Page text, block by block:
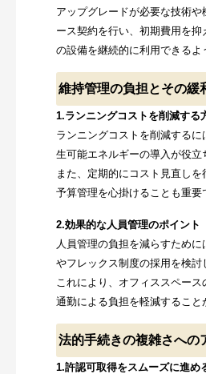
アップグレードが必要な技術や
ース契約を行い、初期費用を
の設備を継続的に利用できるよ
維持管理の負担とその緩
1.ランニングコストを削減する
ランニングコストを削減する
生可能エネルギーの導入が役立
また、定期的にコスト見直し
予算管理を心掛けることも重要
2.効果的な人員管理のポイント
人員管理の負担を減らすために
やフレックス制度の採用を検討
これにより、オフィススペース
通勤による負担を軽減すること
法的手続きの複雑さへの
1.許認可取得をスムーズに進め